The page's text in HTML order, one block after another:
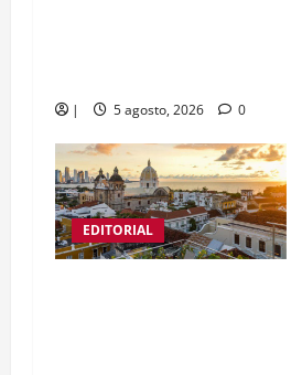
| 5 agosto, 2026 0
EDITORIAL